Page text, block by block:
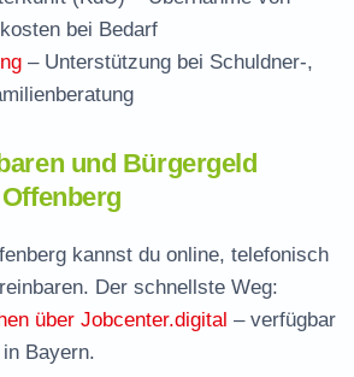
bei Bedarf
– Unterstützung bei Schuldner-,
und Bürgergeld
kannst du online, telefonisch
Der schnellste Weg:
über Jobcenter.digital – verfügbar
Bayern.